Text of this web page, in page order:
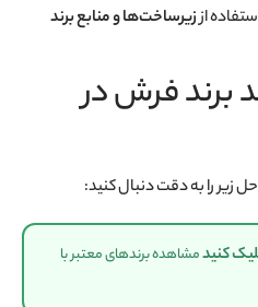
اززیرساخت‌ها و منابع برند
برند فرش در
زیر را به دقت دنبال کنید:
کنیدمشاهده برندهای معتبر با